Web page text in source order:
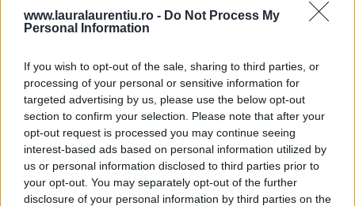
www.lauralaurentiu.ro - Do Not Process My
Personal Information
If you wish to opt-out of the sale, sharing to third parties, or
processing of your personal or sensitive information for
targeted advertising by us, please use the below opt-out
section to confirm your selection. Please note that after your
opt-out request is processed you may continue seeing
interest-based ads based on personal information utilized by
us or personal information disclosed to third parties prior to
your opt-out. You may separately opt-out of the further
disclosure of your personal information by third parties on the
Răspunde
Bianca spune:
30 iulie, 2010 la 17:21
VACANTA PLACUTA!!! UNDE E ACEST MINUNAT LOC????
Răspunde